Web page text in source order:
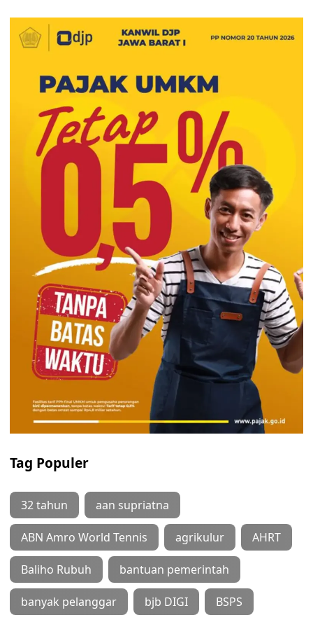
Tag Populer
32 tahun aan supriatna
ABN Amro World Tennis agrikulur AHRT
Baliho Rubuh bantuan pemerintah
banyak pelanggar bjb DIGI BSPS